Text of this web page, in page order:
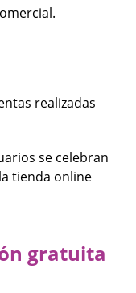
realizadas
se celebran
tienda online
gratuita